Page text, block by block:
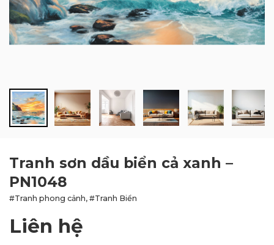
TRANH SƠN DẦU
BLOG
Tranh sơn dầu biển cả xanh –
PN1048
#Tranh phong cảnh, #Tranh Biển
Liên hệ